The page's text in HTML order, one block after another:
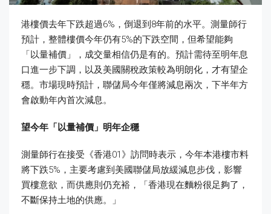
港樓價去年下跌超過6%，倒退到8年前的水平。測量師行
預計，整體樓價今年仍有5%的下跌空間，但希望能夠
「以量補價」，成交量相信仍是有的。預計需待至明年息
口進一步下調，以及美國關稅政策較為明朗化，才有望企
穩。市場現時預計，聯儲局今年僅將減息兩次，下半年方
會啟動年內首次減息。
望今年「以量補價」明年企穩
測量師行在接受《香港01》訪問時表示，今年本港樓市料
將下跌5%，主要考慮到美國聯儲局放緩減息步伐，影響
買樓意欲，而供應則仍充裕，「香港現在麵粉很足夠了，
不斷保持土地的供應。」